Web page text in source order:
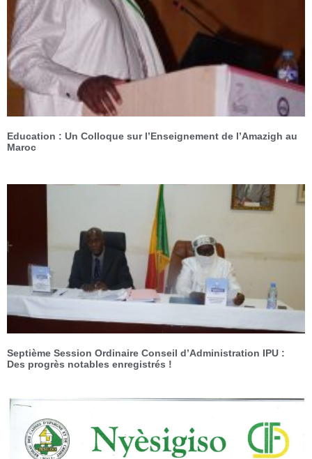
Education : Un Colloque sur l’Enseignement de l’Amazigh au
Maroc
Septième Session Ordinaire Conseil d’Administration IPU :
Des progrès notables enregistrés !